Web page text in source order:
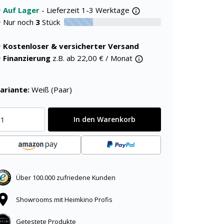
Auf Lager - Lieferzeit 1-3 Werktage
Nur noch 3 Stück 30% verfügbar
Kostenloser & versicherter Versand
Finanzierung z.B. ab 22,00 € / Monat
Weiß (Paar)
In den Warenkorb
Über 100.000 zufriedene Kunden
Showrooms mit Heimkino Profis
Getestete Produkte